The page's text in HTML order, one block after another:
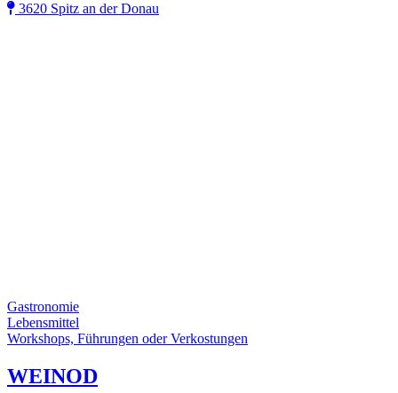
3620 Spitz an der Donau
Gastronomie
Lebensmittel
Workshops, Führungen oder Verkostungen
WEINOD